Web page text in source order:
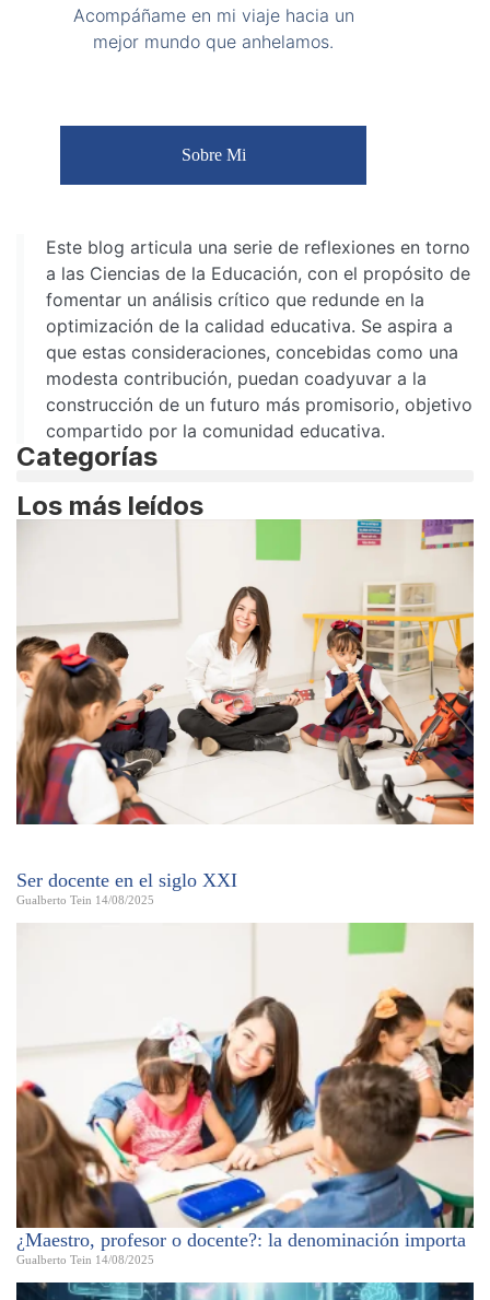
Acompáñame en mi viaje hacia un
mejor mundo que anhelamos.
Sobre Mi
Este blog articula una serie de reflexiones en torno
a las Ciencias de la Educación, con el propósito de
fomentar un análisis crítico que redunde en la
optimización de la calidad educativa. Se aspira a
que estas consideraciones, concebidas como una
modesta contribución, puedan coadyuvar a la
construcción de un futuro más promisorio, objetivo
compartido por la comunidad educativa.
Categorías
Los más leídos
Ser docente en el siglo XXI
Gualberto Tein 14/08/2025
¿Maestro, profesor o docente?: la denominación importa
Gualberto Tein 14/08/2025